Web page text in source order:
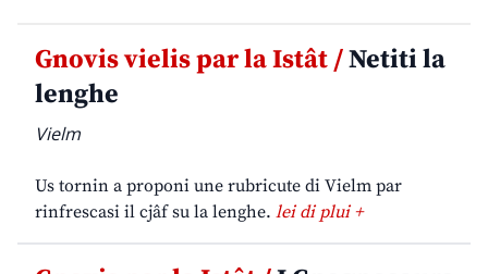
Gnovis vielis par la Istât /Netiti la
lenghe
Vielm
Us tornin a proponi une rubricute di Vielm par
rinfrescasi il cjâf su la lenghe. lei di plui +